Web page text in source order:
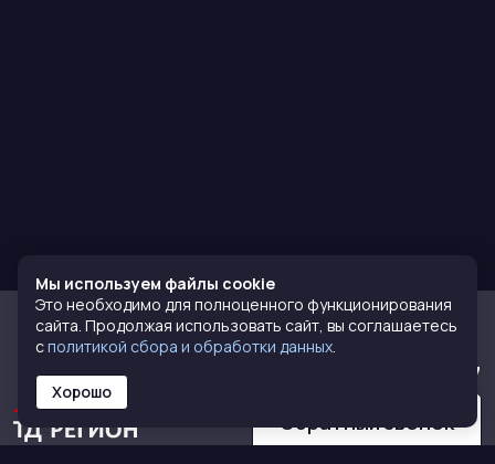
8 (800) 770-72-77
Обратный звонок
Мы используем файлы cookie
Это необходимо для полноценного функционирования
сайта. Продолжая использовать сайт, вы соглашаетесь
сполитикой сбора и обработки данных.
Хорошо